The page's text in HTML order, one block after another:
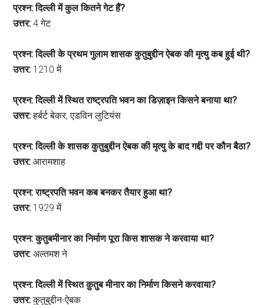
प्रश्न: दिल्ली में कुल कितने गेट हैं?
उत्तर: 4 गेट
प्रश्न: दिल्ली के प्रथम गुलाम शासक कुतुबुद्दीन ऐबक की मृत्यु कब हुई थी?
उत्तर: 1210 में
प्रश्न: दिल्ली में स्थित राष्ट्रपति भवन का डिज़ाइन किसने बनाया था?
उत्तर:हर्बर्ट बेकर, एडविन लुटियंस
प्रश्न: दिल्ली के शासक कुतुबुद्दीन ऐबक की मृत्यु के बाद गद्दी पर कौन बैठा?
उत्तर: आरामशाह
प्रश्न: राष्ट्रपति भवन कब बनकर तैयार हुआ था?
उत्तर: 1929 में
प्रश्न: कुतुबमीनार का निर्माण पूरा किस शासक ने करवाया था?
उत्तर: अल्तमश ने
प्रश्न: दिल्ली में स्थित क़ुतुब मीनार का निर्माण किसने करवाया?
उत्तर:कुतुबुद्दीन-ऐबक